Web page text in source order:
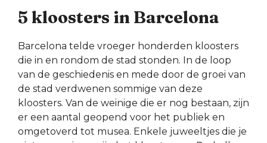
5 kloosters in Barcelona
Barcelona telde vroeger honderden kloosters
die in en rondom de stad stonden. In de loop
van de geschiedenis en mede door de groei van
de stad verdwenen sommige van deze
kloosters. Van de weinige die er nog bestaan, zijn
er een aantal geopend voor het publiek en
omgetoverd tot musea. Enkele juweeltjes die je